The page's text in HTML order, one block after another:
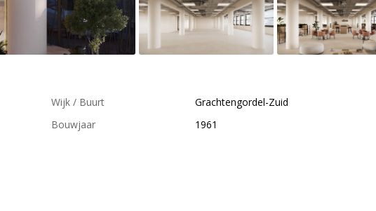
Wijk / Buurt
Grachtengordel-Zuid
Bouwjaar
1961